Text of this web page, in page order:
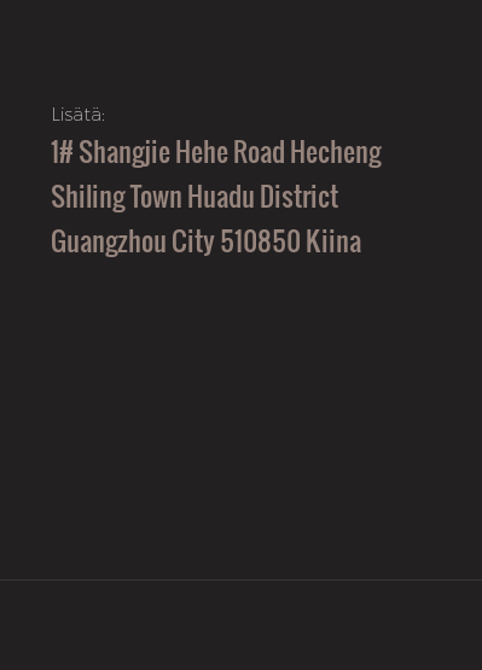
Lisätä:
1# Shangjie Hehe Road Hecheng
Shiling Town Huadu District
Guangzhou City 510850 Kiina